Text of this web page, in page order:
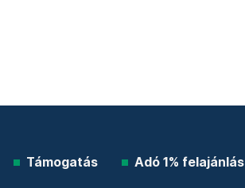
Támogatás Adó 1% felajánlás